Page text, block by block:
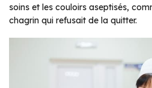
soins et les couloirs aseptisés,
chagrin qui refusait de la quitter.